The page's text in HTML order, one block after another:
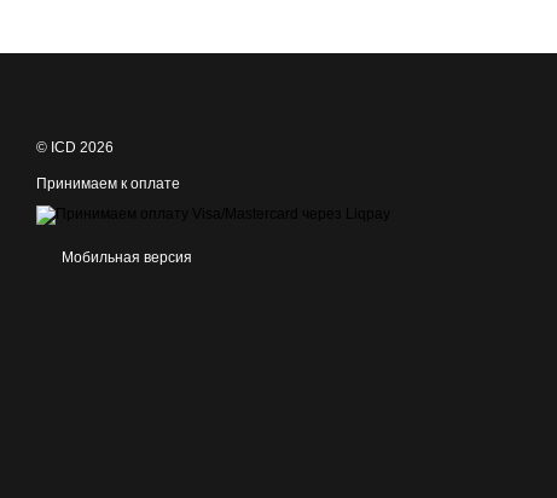
© ICD 2026
Принимаем к оплате
Мобильная версия